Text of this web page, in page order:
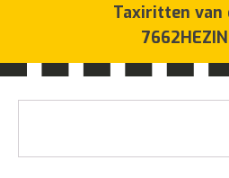
Taxiritten van